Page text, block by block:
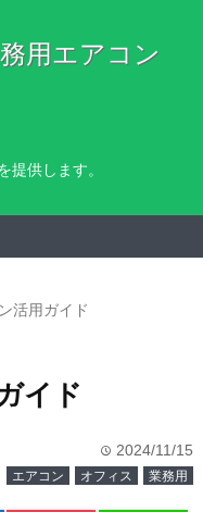
用エアコン
提供します。
活用ガイド
イド
time 2024/11/15
エアコン オフィス 業務用